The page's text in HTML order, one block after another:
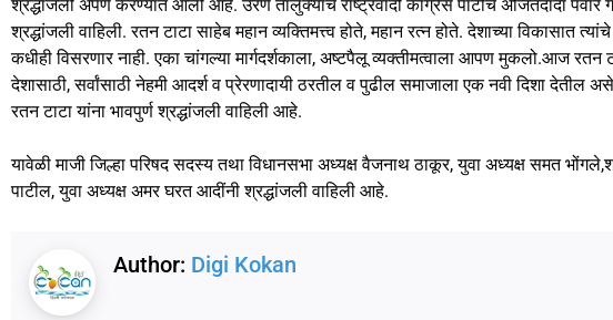
k
श्रद्धांजली अर्पण करण्यात आली आहे. उरण तालुक्याचे राष्ट्रवादी काँग्रेस पार्टीचे अजितदादा पवार
श्रद्धांजली वाहिली. रतन टाटा साहेब महान व्यक्तिमत्त्व होते, महान रत्न होते. देशाच्या विकासात
कधीही विसरणार नाही. एका चांगल्या मार्गदर्शकाला, अष्टपैलू व्यक्तीमत्वाला आपण मुकलो.आज रतन
देशासाठी, सर्वांसाठी नेहमी आदर्श व प्रेरणादायी ठरतील व पुढील समाजाला एक नवी दिशा देतील
रतन टाटा यांना भावपुर्ण श्रद्धांजली वाहिली आहे.
यावेळी माजी जिल्हा परिषद सदस्य तथा विधानसभा अध्यक्ष वैजनाथ ठाकूर, युवा अध्यक्ष समत
पाटील, युवा अध्यक्ष अमर घरत आदींनी श्रद्धांजली वाहिली आहे.
Author: Digi Kokan